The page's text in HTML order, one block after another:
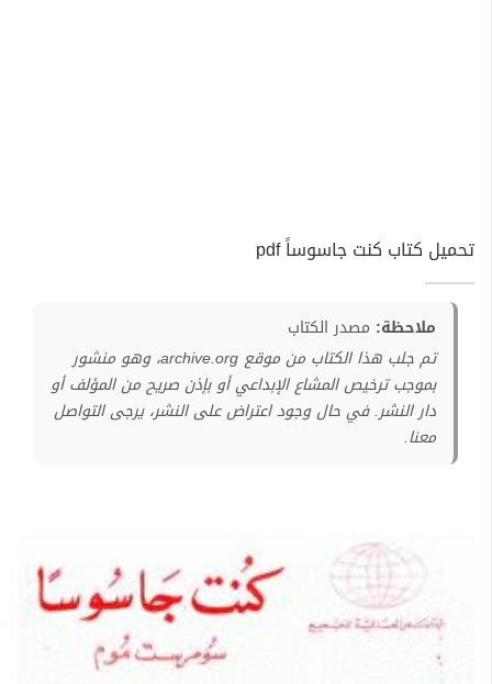
تحميل كتاب كنت جاسوساً pdf
ملاحظة: مصدر الكتاب
تم جلب هذا الكتاب من موقع archive.org، وهو منشور
بموجب ترخيص المشاع الإبداعي أو بإذن صريح من المؤلف أو
دار النشر. في حال وجود اعتراض على النشر، يرجى التواصل
معنا.